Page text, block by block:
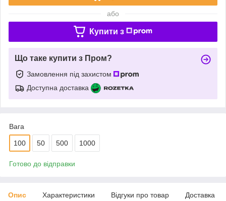
або
Купити з
Що таке купити з Пром?
Замовлення під захистом
Доступна доставка
Вага
100 50 500 1000
Готово до відправки
Опис Характеристики Відгуки про товар Доставка